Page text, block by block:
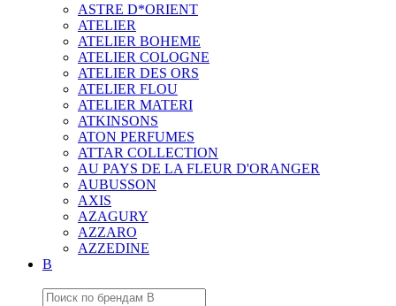
ASTRE D*ORIENT
ATELIER
ATELIER BOHEME
ATELIER COLOGNE
ATELIER DES ORS
ATELIER FLOU
ATELIER MATERI
ATKINSONS
ATON PERFUMES
ATTAR COLLECTION
AU PAYS DE LA FLEUR D'ORANGER
AUBUSSON
AXIS
AZAGURY
AZZARO
AZZEDINE
B